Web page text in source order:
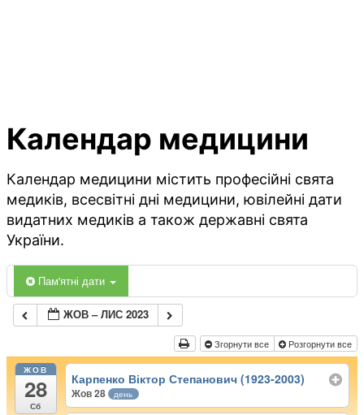
Календар медицини
Календар медицини містить професійні свята
медиків, всесвітні дні медицини, ювілейні дати
видатних медиків а також державні свята
України.
Пам'ятні дати
ЖОВ – ЛИС 2023
Згорнути все Розгорнути все
ЖОВ
28
Сб
Карпенко Віктор Степанович (1923-2003)
Жов 28 день